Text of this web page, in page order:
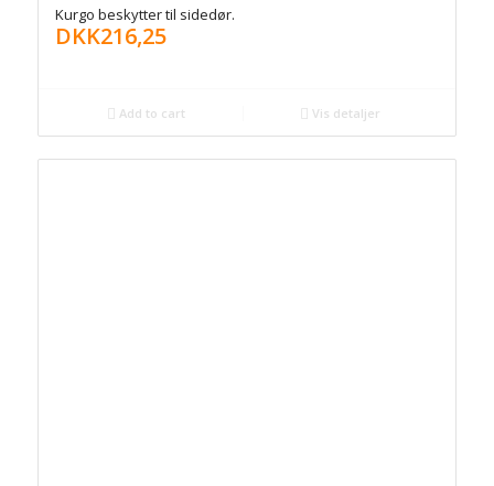
Kurgo beskytter til sidedør.
DKK216,25
Add to cart Vis detaljer